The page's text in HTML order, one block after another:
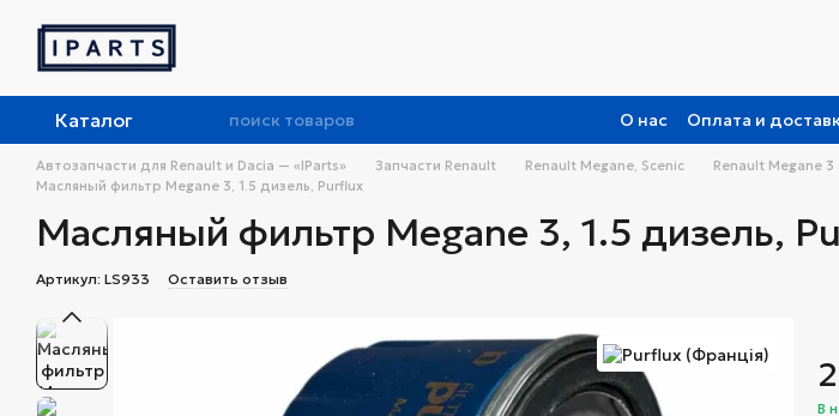
Каталог О нас Оплата и
Автозапчасти для Renault и Dacia — «IParts» Запчасти Renault Renault Megane, Scenic Renault Megane
Масляный фильтр Megane 3, 1.5 дизель, Purflux
Масляный фильтр Megane 3, 1.5 дизель,
Артикул: LS933 Оставить отзыв
В